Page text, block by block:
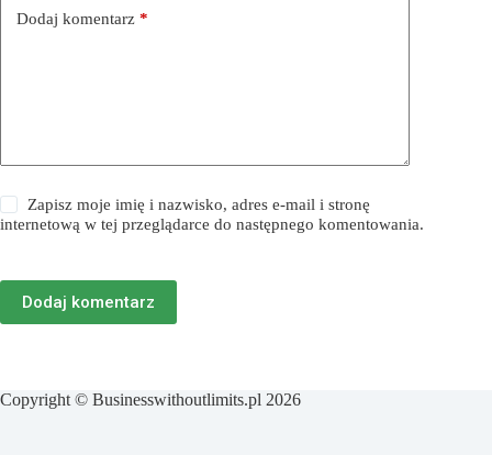
Dodaj komentarz *
Zapisz moje imię i nazwisko, adres e-mail i stronę
internetową w tej przeglądarce do następnego komentowania.
Dodaj komentarz
Copyright © Businesswithoutlimits.pl 2026